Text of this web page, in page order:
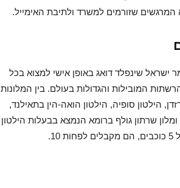
המרגשים שזורמים למשרד ולתיבת האימייל.
שינפלד דואג באופן אישי למצוא בכל
המובילות והגדולות בעולם. בין המלונות
הילטון סופיה, הילטון הואה-הין בתאילנד,
שרתון גולף ברומא הנמצא בבעלות הילטון